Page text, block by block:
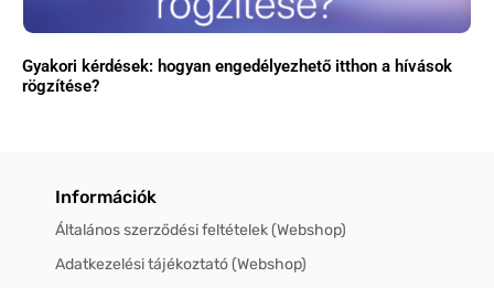
Gyakori kérdések: hogyan engedélyezhető itthon a hívások
rögzítése?
Információk
Általános szerződési feltételek (Webshop)
Adatkezelési tájékoztató (Webshop)